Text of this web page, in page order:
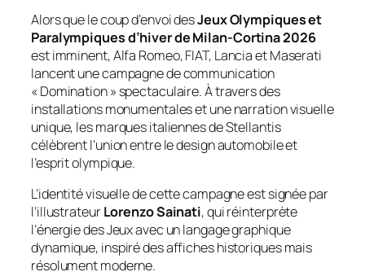
Alors que le coup d’envoi desJeux Olympiques et
Paralympiques d’hiver de Milan-Cortina 2026
est imminent, Alfa Romeo, FIAT, Lancia et Maserati
lancent une campagne de communication
« Domination » spectaculaire. À travers des
installations monumentales et une narration visuelle
unique, les marques italiennes de Stellantis
célèbrent l’union entre le design automobile et
l’esprit olympique.
L’identité visuelle de cette campagne est signée par
l’illustrateurLorenzo Sainati, qui réinterprète
l’énergie des Jeux avec un langage graphique
dynamique, inspiré des affiches historiques mais
résolument moderne.